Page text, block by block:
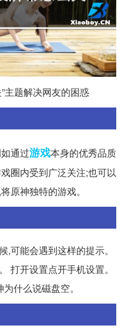
主题解决网友的困惑
通过游戏本身的优秀品质
圈内受到广泛关注;也可以
原神独特的游戏。
,可能会遇到这样的提示。
打开设置点开手机设置。
什么说磁盘空。